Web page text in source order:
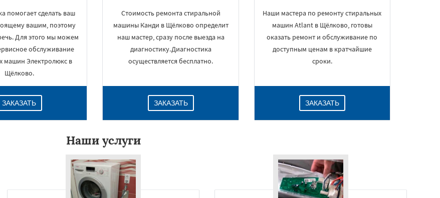
помогает сделать ваш
вашим, поэтому
Для этого мы можем
обслуживание
машин Электролюкс в
Щёлково.
ЗАКАЗАТЬ
Стоимость ремонта стиральной
машины Канди в Щёлково определит
наш мастер, сразу после выезда на
диагностику.Диагностика
осуществляется бесплатно.
ЗАКАЗАТЬ
Наши мастера по ремонту стиральных
машин Atlant в Щёлково, готовы
оказать ремонт и обслуживание по
доступным ценам в кратчайшие
сроки.
ЗАКАЗАТЬ
Наши услуги
×
Даю согласие на обработку персональных данных